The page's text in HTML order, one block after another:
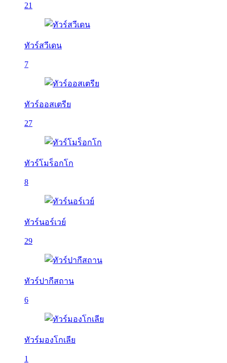
21
ทัวร์สวีเดน
7
ทัวร์ออสเตรีย
27
ทัวร์โมร็อกโก
8
ทัวร์นอร์เวย์
29
ทัวร์ปากีสถาน
6
ทัวร์มองโกเลีย
1